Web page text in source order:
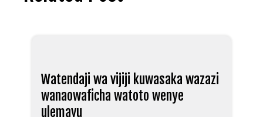
Watendaji wa vijiji kuwasaka wazazi
wanaowaficha watoto wenye
ulemavu